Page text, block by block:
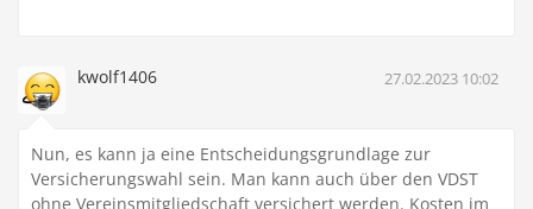
kwolf1406 27.02.2023 10:02
Nun, es kann ja eine Entscheidungsgrundlage zur
Versicherungswahl sein. Man kann auch über den VDST
ohne Vereinsmitgliedschaft versichert werden. Kosten im